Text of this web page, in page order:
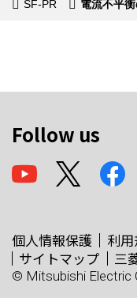
SF-PR
電流不平
Follow us
個人情報保護 利
サイトマップ
三
© Mitsubishi Electric